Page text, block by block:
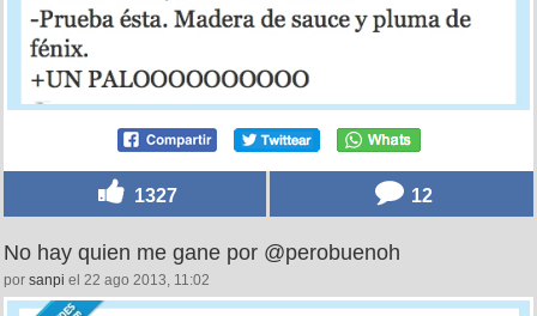
1327 12
No hay quien me gane por @perobuenoh
por sanpi el 22 ago 2013, 11:02